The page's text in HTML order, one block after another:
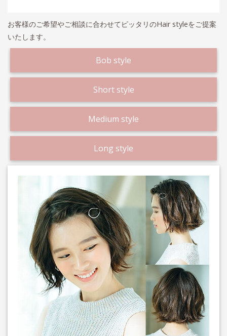
お客様のご希望やご相談に合わせてピッタリのHair styleをご提案
いたします。
Bob style
Short style
Medium style
Long style